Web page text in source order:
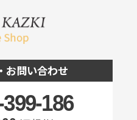
お問い合わせ
186